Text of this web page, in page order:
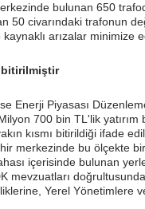
bulunan 650
50 civarındaki trafonun
arızalar minimize
bitirilmiştir
Enerji Piyasası
700 bin TL'lik yatırım
kısmı bitirildiği ifade
merkezinde bu ölçekte
içerisinde bulunan
mevzuatları
Yerel Yönetimlere